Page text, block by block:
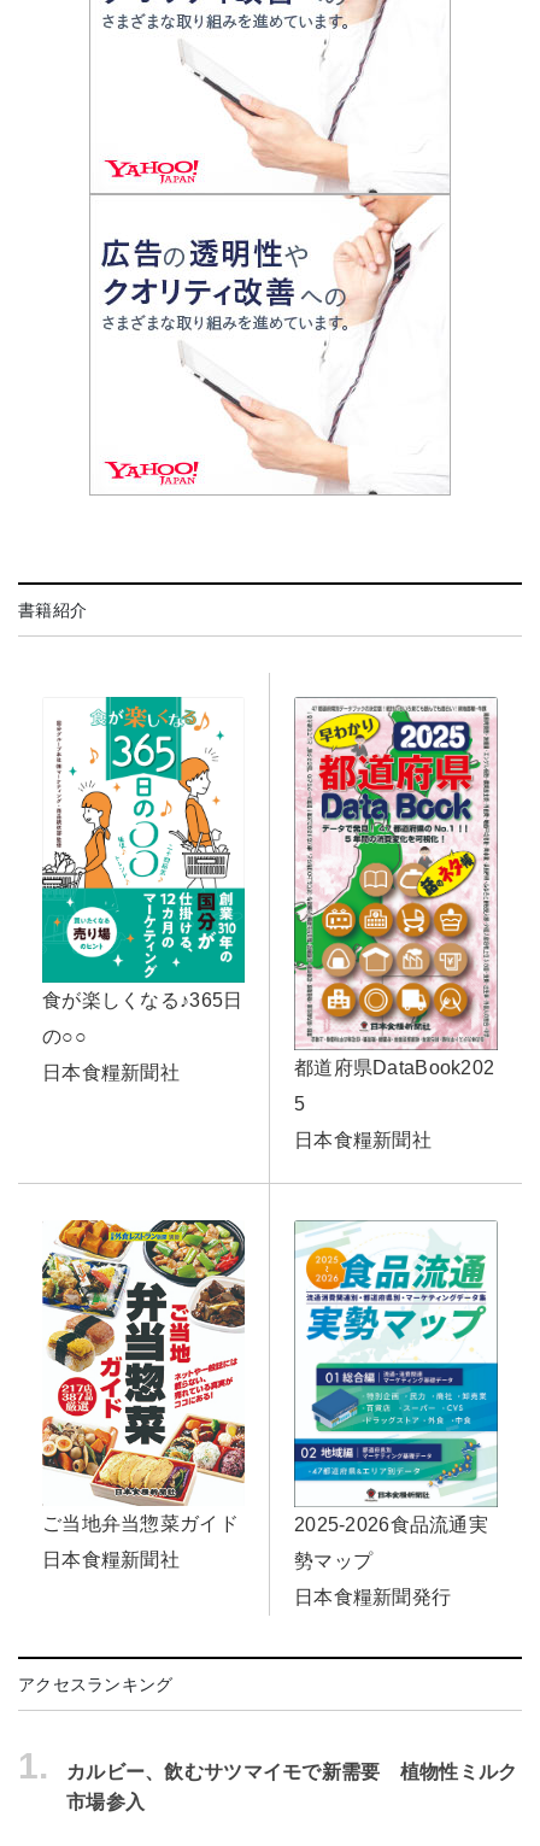
書籍紹介
食が楽しくなる♪365日
の○○
日本食糧新聞社
都道府県DataBook202
5
日本食糧新聞社
ご当地弁当惣菜ガイド
日本食糧新聞社
2025-2026食品流通実
勢マップ
日本食糧新聞発行
アクセスランキング
1.
カルビー、飲むサツマイモで新需要 植物性ミルク
市場参入